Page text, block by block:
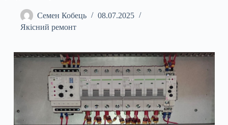
Семен Кобець
08.07.2025
Якісний ремонт